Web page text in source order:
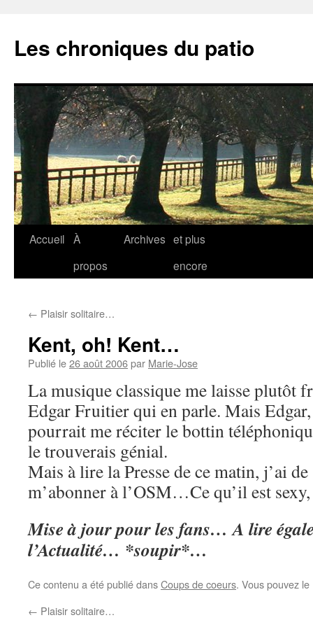
contenu
Les chroniques du patio
Accueil À
propos
Archives et plus
encore
← Plaisir solitaire…
Kent, oh! Kent…
Publié le26 août 2006par Marie-Jose
La musique classique me laisse plutôt
Edgar Fruitier qui en parle. Mais
pourrait me réciter le bottin
le trouverais génial.
Mais à lire la Presse de ce matin, j’ai
m’abonner à l’OSM…Ce qu’il est
Mise à jour pour les fans… A lire
l’Actualité… *soupir*…
Ce contenu a été publié dansCoups de coeurs. Vous pouvez
← Plaisir solitaire…